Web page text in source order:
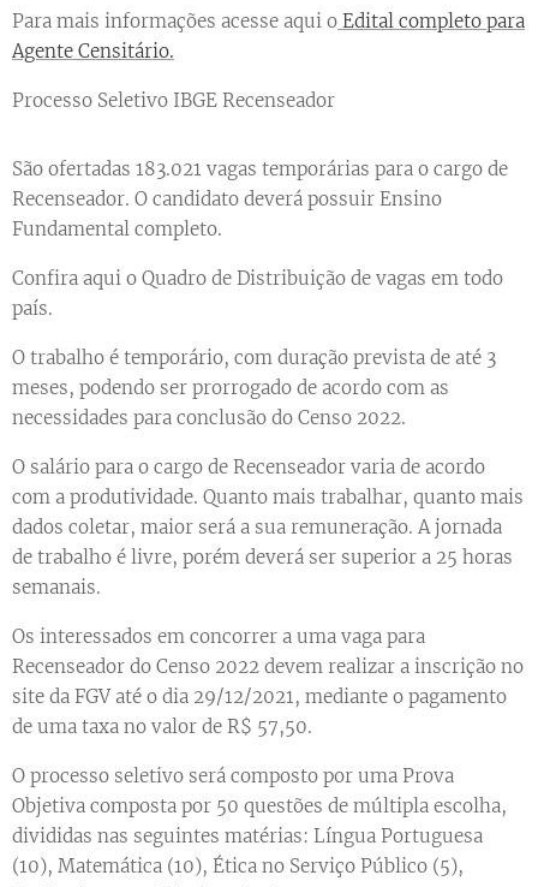
Para mais informações acesse aqui o Edital completo para
Agente Censitário.
Processo Seletivo IBGE Recenseador
São ofertadas 183.021 vagas temporárias para o cargo de
Recenseador. O candidato deverá possuir Ensino
Fundamental completo.
Confira aqui o Quadro de Distribuição de vagas em todo
país.
O trabalho é temporário, com duração prevista de até 3
meses, podendo ser prorrogado de acordo com as
necessidades para conclusão do Censo 2022.
O salário para o cargo de Recenseador varia de acordo
com a produtividade. Quanto mais trabalhar, quanto mais
dados coletar, maior será a sua remuneração. A jornada
de trabalho é livre, porém deverá ser superior a 25 horas
semanais.
Os interessados em concorrer a uma vaga para
Recenseador do Censo 2022 devem realizar a inscrição no
site da FGV até o dia 29/12/2021, mediante o pagamento
de uma taxa no valor de R$ 57,50.
O processo seletivo será composto por uma Prova
Objetiva composta por 50 questões de múltipla escolha,
divididas nas seguintes matérias: Língua Portuguesa
(10), Matemática (10), Ética no Serviço Público (5),